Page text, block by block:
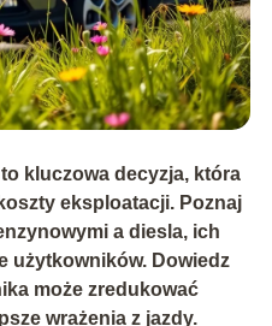
kluczowa decyzja, która
eksploatacji. Poznaj
a diesla, ich
użytkowników. Dowiedz
może zredukować
wrażenia z jazdy.